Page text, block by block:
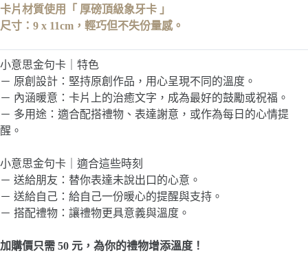
卡片材質使用「 厚磅頂級象牙卡 」
尺寸：9 x 11cm，輕巧但不失份量感。
小意思金句卡｜特色
－ 原創設計：堅持原創作品，用心呈現不同的溫度。
－ 內涵暖意：卡片上的治癒文字，成為最好的鼓勵或祝福。
－ 多用途：適合配搭禮物、表達謝意，或作為每日的心情提
醒。
小意思金句卡｜適合這些時刻
－ 送給朋友：替你表達未說出口的心意。
－ 送給自己：給自己一份暖心的提醒與支持。
－ 搭配禮物：讓禮物更具意義與溫度。
加購價只需 50 元，為你的禮物增添溫度！